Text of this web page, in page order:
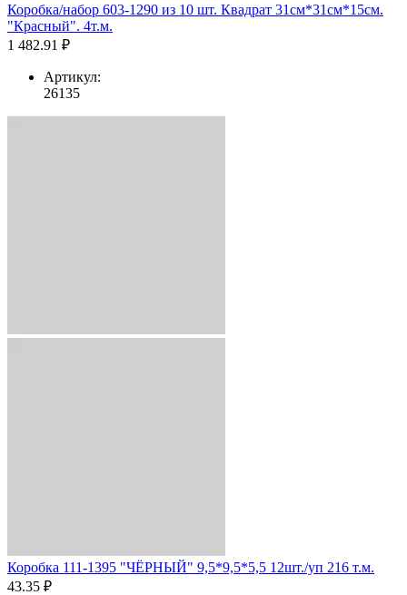
Коробка/набор 603-1290 из 10 шт. Квадрат 31см*31см*15см.
"Красный". 4т.м.
1 482.91 ₽
Артикул:
26135
Коробка 111-1395 "ЧЁРНЫЙ" 9,5*9,5*5,5 12шт./уп 216 т.м.
43.35 ₽